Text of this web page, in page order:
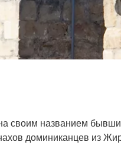
своим названием
доминиканцев из